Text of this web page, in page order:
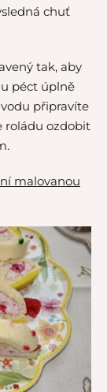
chuť
tak, aby
péct úplně
připravíte
roládu ozdobit
malovanou